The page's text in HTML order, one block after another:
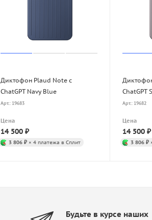
Диктофон Plaud Note с
ChatGPT Navy Blue
Арт.: 19683
Цена
14 500 ₽
3 806 ₽ × 4 платежа в Сплит
ChatGPT
Арт.: 19682
Цена
14 500 ₽
3 806 ₽
Будьте в курсе наших